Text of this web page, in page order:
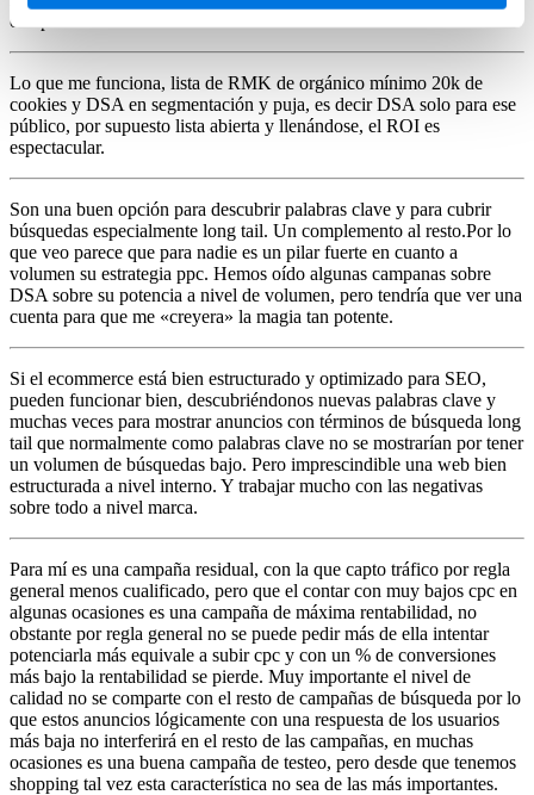
campañas.
Lo que me funciona, lista de RMK de orgánico mínimo 20k de
cookies y DSA en segmentación y puja, es decir DSA solo para ese
público, por supuesto lista abierta y llenándose, el ROI es
espectacular.
Son una buen opción para descubrir palabras clave y para cubrir
búsquedas especialmente long tail. Un complemento al resto.Por lo
que veo parece que para nadie es un pilar fuerte en cuanto a
volumen su estrategia ppc. Hemos oído algunas campanas sobre
DSA sobre su potencia a nivel de volumen, pero tendría que ver una
cuenta para que me «creyera» la magia tan potente.
Si el ecommerce está bien estructurado y optimizado para SEO,
pueden funcionar bien, descubriéndonos nuevas palabras clave y
muchas veces para mostrar anuncios con términos de búsqueda long
tail que normalmente como palabras clave no se mostrarían por tener
un volumen de búsquedas bajo. Pero imprescindible una web bien
estructurada a nivel interno. Y trabajar mucho con las negativas
sobre todo a nivel marca.
Para mí es una campaña residual, con la que capto tráfico por regla
general menos cualificado, pero que el contar con muy bajos cpc en
algunas ocasiones es una campaña de máxima rentabilidad, no
obstante por regla general no se puede pedir más de ella intentar
potenciarla más equivale a subir cpc y con un % de conversiones
más bajo la rentabilidad se pierde. Muy importante el nivel de
calidad no se comparte con el resto de campañas de búsqueda por lo
que estos anuncios lógicamente con una respuesta de los usuarios
más baja no interferirá en el resto de las campañas, en muchas
ocasiones es una buena campaña de testeo, pero desde que tenemos
shopping tal vez esta característica no sea de las más importantes.